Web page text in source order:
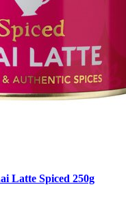
Latte Spiced 250g